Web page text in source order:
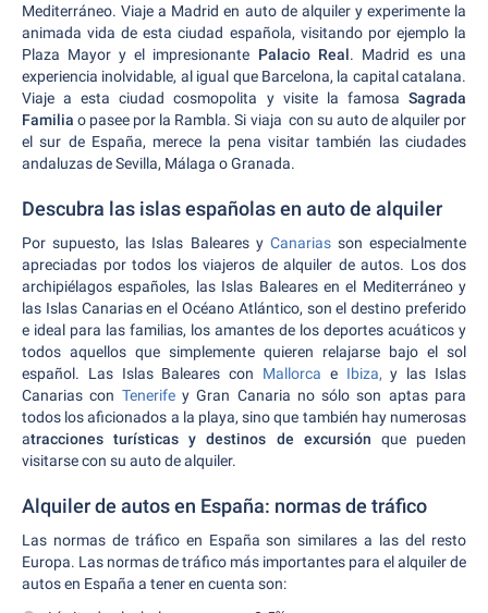
Mediterráneo. Viaje a Madrid en auto de alquiler y experimente la
animada vida de esta ciudad española, visitando por ejemplo la
Plaza Mayor y el impresionante Palacio Real. Madrid es una
experiencia inolvidable, al igual que Barcelona, la capital catalana.
Viaje a esta ciudad cosmopolita y visite la famosa Sagrada
Familia o pasee por la Rambla. Si viaja con su auto de alquiler por
el sur de España, merece la pena visitar también las ciudades
andaluzas de Sevilla, Málaga o Granada.
Descubra las islas españolas en auto de alquiler
Por supuesto, las Islas Baleares y Canariasson especialmente
apreciadas por todos los viajeros de alquiler de autos. Los dos
archipiélagos españoles, las Islas Baleares en el Mediterráneo y
las Islas Canarias en el Océano Atlántico, son el destino preferido
e ideal para las familias, los amantes de los deportes acuáticos y
todos aquellos que simplemente quieren relajarse bajo el sol
español. Las Islas Baleares con Mallorca e Ibiza, y las Islas
Canarias con Tenerifey Gran Canaria no sólo son aptas para
todos los aficionados a la playa, sino que también hay numerosas
atracciones turísticas y destinos de excursión que pueden
visitarse con su auto de alquiler.
Alquiler de autos en España: normas de tráfico
Las normas de tráfico en España son similares a las del resto
Europa. Las normas de tráfico más importantes para el alquiler de
autos en España a tener en cuenta son: